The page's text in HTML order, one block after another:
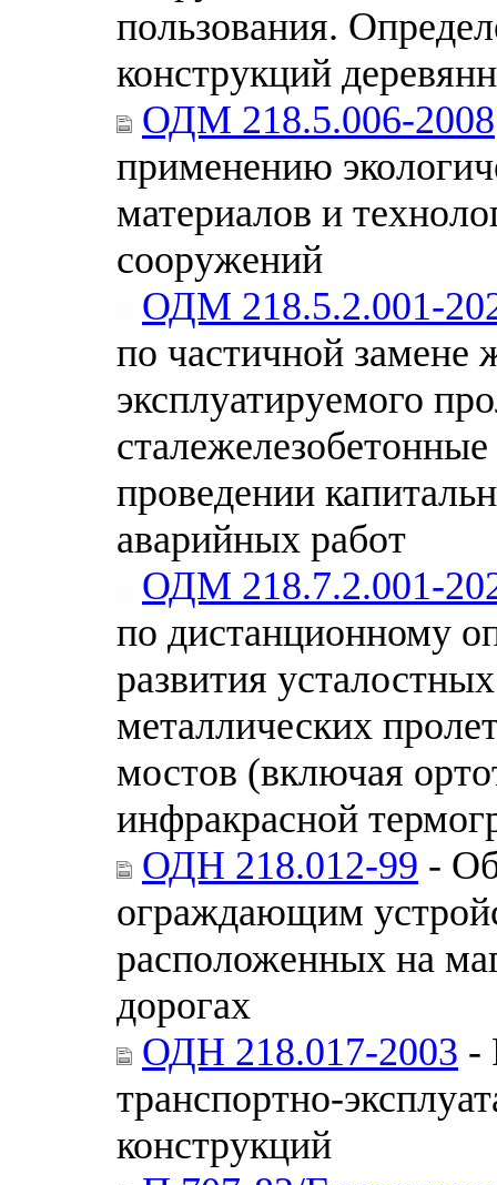
пользования.
конструкций
ОДМ 218.5.006-2008
применению
материалов и
сооружений
ОДМ 218.5.2.001-
по частичной замене
эксплуатируемого
проведении
аварийных работ
ОДМ 218.7.2.001-
по дистанционному
развития
металлических
мостов (включая
инфракрасной
ОДН 218.012-99 -
ограждающим
расположенных на
дорогах
ОДН 218.017-2003 -
транспортно-
конструкций